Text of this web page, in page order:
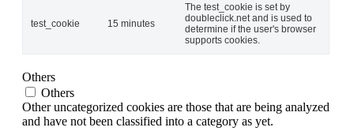
test_cookie 15 minutes
The test_cookie is set by
doubleclick.net and is used to
determine if the user's browser
supports cookies.
Others
Others
Other uncategorized cookies are those that are being analyzed
and have not been classified into a category as yet.